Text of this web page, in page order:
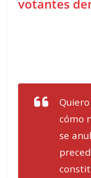
votantes
cómo
se